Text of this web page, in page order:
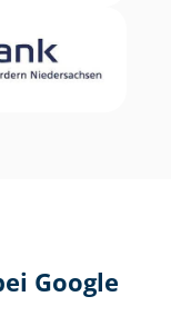
Google